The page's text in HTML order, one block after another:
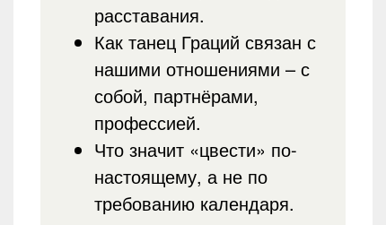
расставания.
Как танец Граций связан с
нашими отношениями – с
собой, партнёрами,
профессией.
Что значит «цвести» по-
настоящему, а не по
требованию календаря.